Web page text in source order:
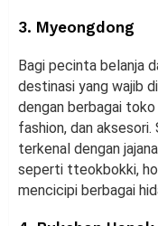
3. Myeongdong
Bagi pecinta belanja
destinasi yang wajib
dengan berbagai
fashion, dan
terkenal dengan
seperti tteokbokki,
mencicipi berbagai